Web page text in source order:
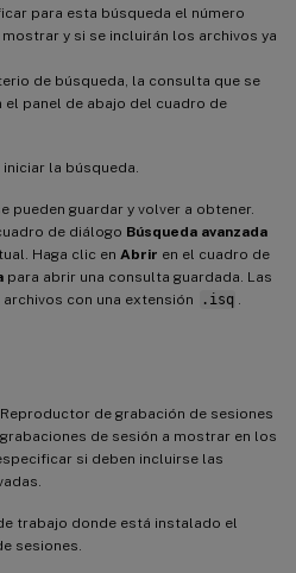
para esta búsqueda el número
y si se incluirán los archivos ya
de búsqueda, la consulta que se
el panel de abajo del cuadro de
iniciar la búsqueda.
pueden guardar y volver a obtener.
de diálogo Búsqueda avanzada
Haga clic en Abrir en el cuadro de
para abrir una consulta guardada. Las
con una extensión
.isq
de grabación de sesiones
de sesión a mostrar en los
si deben incluirse las
trabajo donde está instalado el
sesiones.